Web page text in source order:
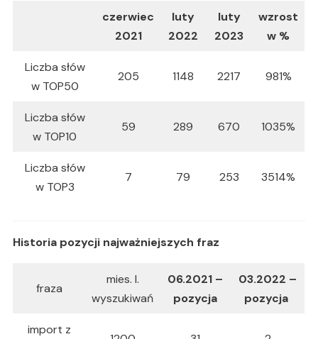
czerwiec
2021
luty
2022
luty
2023
wzrost
w %
Liczba słów
w TOP50
205 1148 2217 981%
Liczba słów
w TOP10
59 289 670 1035%
Liczba słów
w TOP3
7 79 253 3514%
Historia pozycji najważniejszych fraz
fraza
mies. l.
wyszukiwań
06.2021 –
pozycja
03.2022 –
pozycja
import z